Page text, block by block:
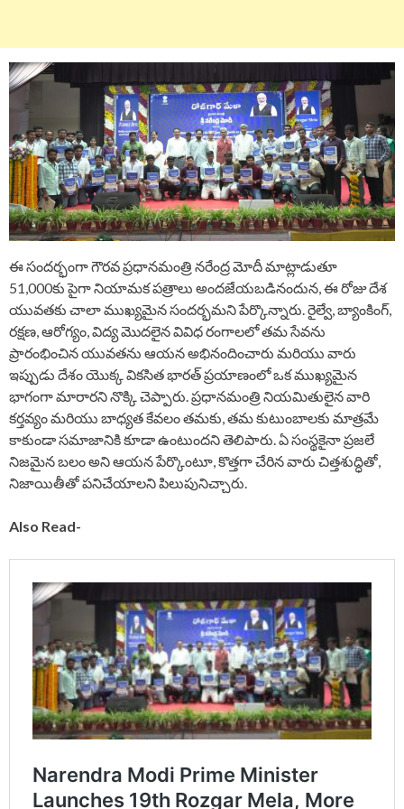
ఈ సందర్భంగా గౌరవ ప్రధానమంత్రి నరేంద్ర మోదీ మాట్లాడుతూ
51,000కు పైగా నియామక పత్రాలు అందజేయబడినందున, ఈ రోజు దేశ
యువతకు చాలా ముఖ్యమైన సందర్భమని పేర్కొన్నారు. రైల్వే, బ్యాంకింగ్,
రక్షణ, ఆరోగ్యం, విద్య మొదలైన వివిధ రంగాలలో తమ సేవను
ప్రారంభించిన యువతను ఆయన అభినందించారు మరియు వారు
ఇప్పుడు దేశం యొక్క వికసిత భారత్ ప్రయాణంలో ఒక ముఖ్యమైన
భాగంగా మారారని నొక్కి చెప్పారు. ప్రధానమంత్రి నియమితులైన వారి
కర్తవ్యం మరియు బాధ్యత కేవలం తమకు, తమ కుటుంబాలకు మాత్రమే
కాకుండా సమాజానికి కూడా ఉంటుందని తెలిపారు. ఏ సంస్థకైనా ప్రజలే
నిజమైన బలం అని ఆయన పేర్కొంటూ, కొత్తగా చేరిన వారు చిత్తశుద్ధితో,
నిజాయితీతో పనిచేయాలని పిలుపునిచ్చారు.
Also Read-